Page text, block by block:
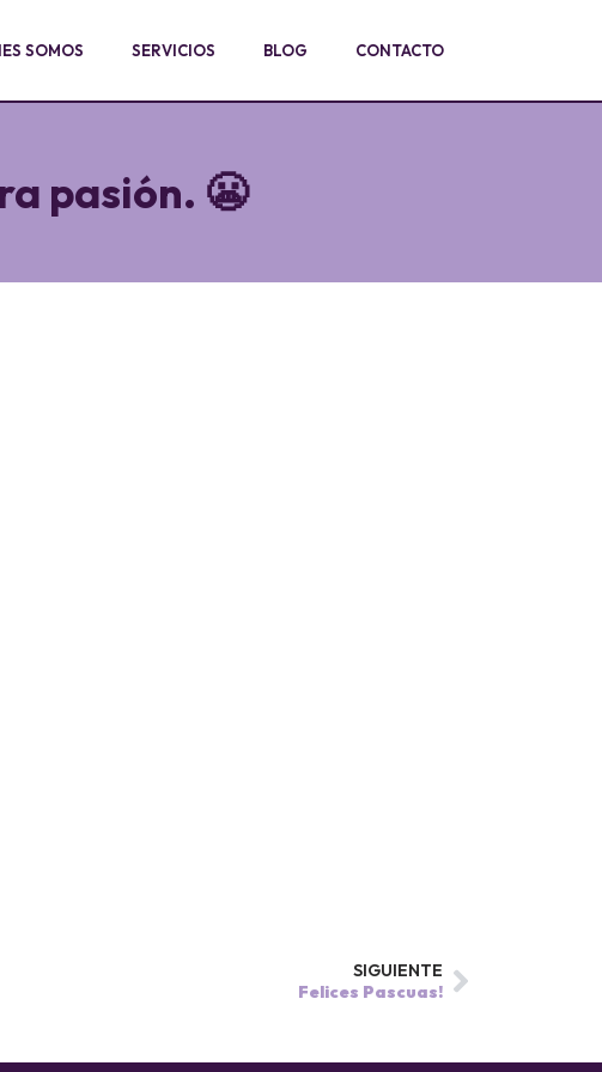
SOMOS SERVICIOS BLOG CONTACTO
pasión. 😬
SIGUIENTE
Felices Pascuas!